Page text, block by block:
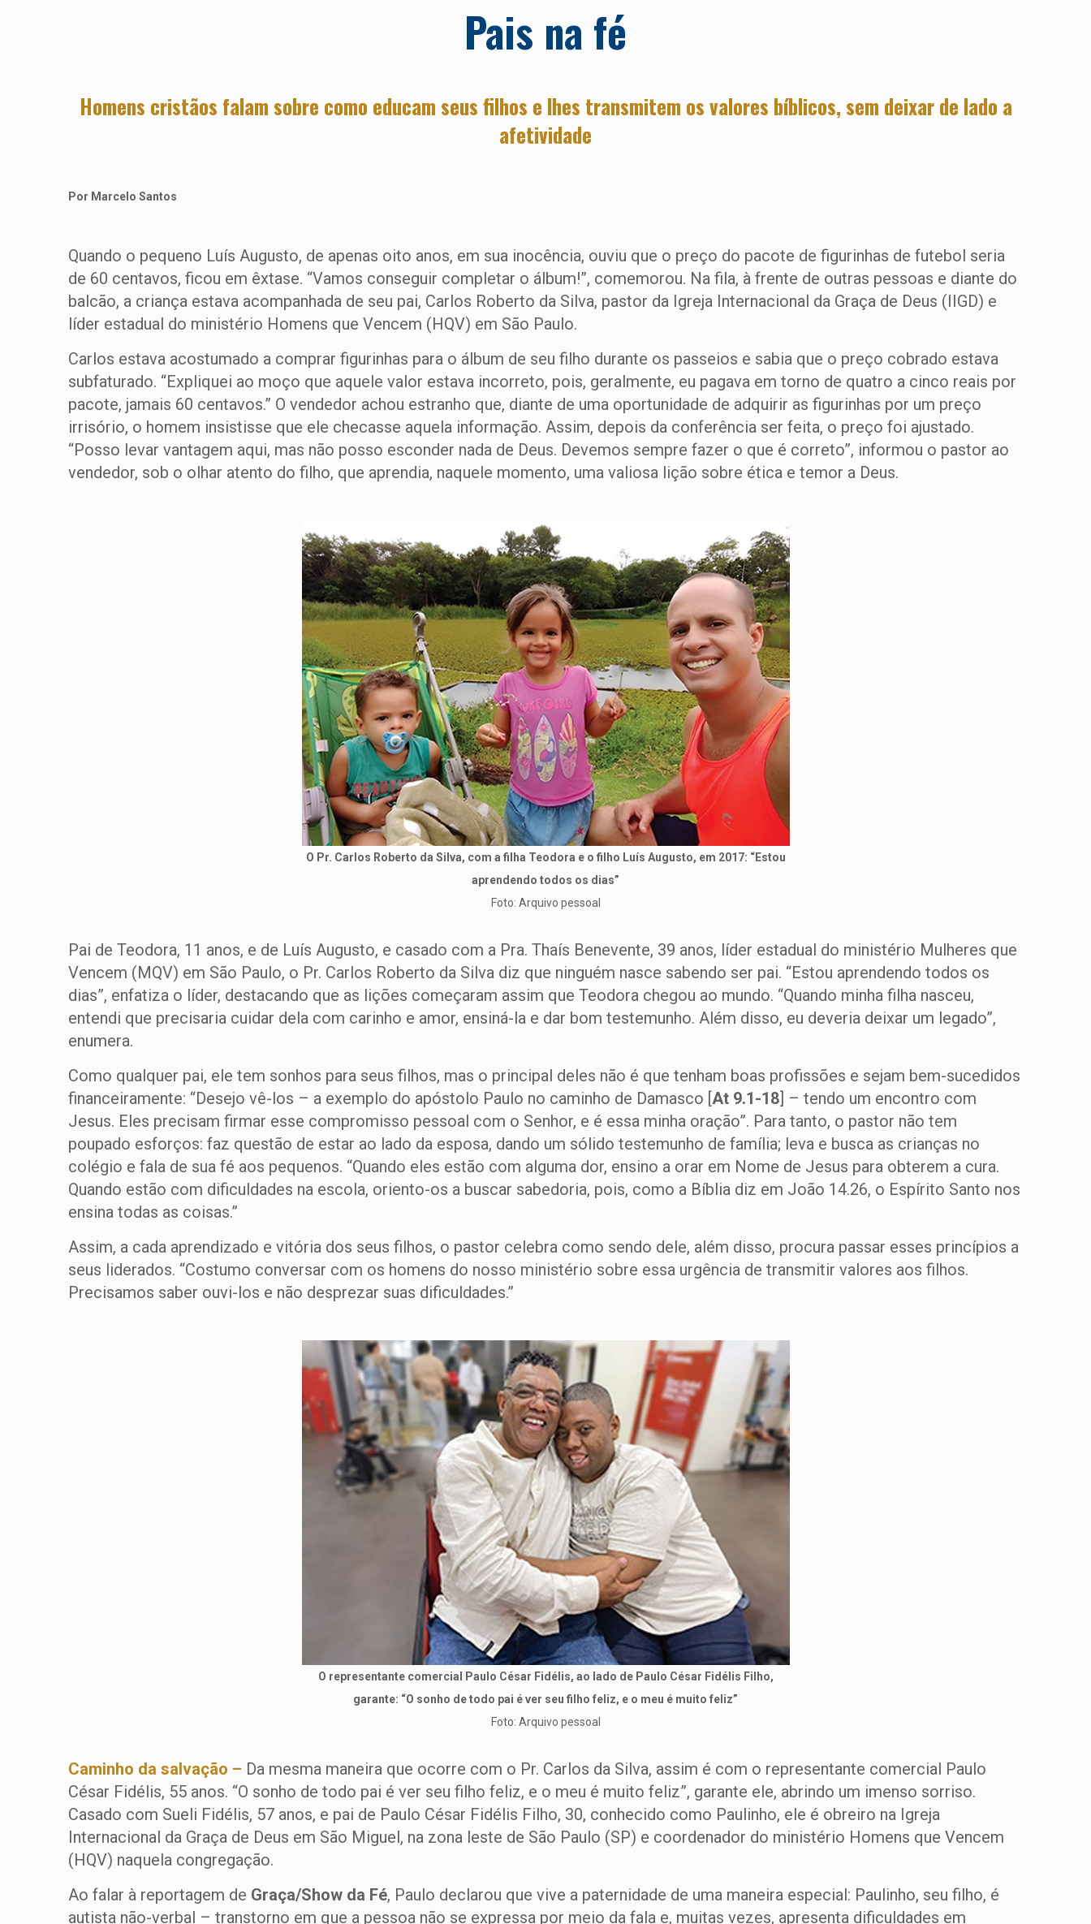
Pais na fé
Homens cristãos falam sobre como educam seus filhos e lhes transmitem os valores bíblicos, sem deixar de lado a
afetividade
Por Marcelo Santos
Quando o pequeno Luís Augusto, de apenas oito anos, em sua inocência, ouviu que o preço do pacote de figurinhas de futebol seria
de 60 centavos, ficou em êxtase. “Vamos conseguir completar o álbum!”, comemorou. Na fila, à frente de outras pessoas e diante do
balcão, a criança estava acompanhada de seu pai, Carlos Roberto da Silva, pastor da Igreja Internacional da Graça de Deus (IIGD) e
líder estadual do ministério Homens que Vencem (HQV) em São Paulo.
Carlos estava acostumado a comprar figurinhas para o álbum de seu filho durante os passeios e sabia que o preço cobrado estava
subfaturado. “Expliquei ao moço que aquele valor estava incorreto, pois, geralmente, eu pagava em torno de quatro a cinco reais por
pacote, jamais 60 centavos.” O vendedor achou estranho que, diante de uma oportunidade de adquirir as figurinhas por um preço
irrisório, o homem insistisse que ele checasse aquela informação. Assim, depois da conferência ser feita, o preço foi ajustado.
“Posso levar vantagem aqui, mas não posso esconder nada de Deus. Devemos sempre fazer o que é correto”, informou o pastor ao
vendedor, sob o olhar atento do filho, que aprendia, naquele momento, uma valiosa lição sobre ética e temor a Deus.
O Pr. Carlos Roberto da Silva, com a filha Teodora e o filho Luís Augusto, em 2017: “Estou
aprendendo todos os dias”
Foto: Arquivo pessoal
Pai de Teodora, 11 anos, e de Luís Augusto, e casado com a Pra. Thaís Benevente, 39 anos, líder estadual do ministério Mulheres que
Vencem (MQV) em São Paulo, o Pr. Carlos Roberto da Silva diz que ninguém nasce sabendo ser pai. “Estou aprendendo todos os
dias”, enfatiza o líder, destacando que as lições começaram assim que Teodora chegou ao mundo. “Quando minha filha nasceu,
entendi que precisaria cuidar dela com carinho e amor, ensiná-la e dar bom testemunho. Além disso, eu deveria deixar um legado”,
enumera.
Como qualquer pai, ele tem sonhos para seus filhos, mas o principal deles não é que tenham boas profissões e sejam bem-sucedidos
financeiramente: “Desejo vê-los – a exemplo do apóstolo Paulo no caminho de Damasco [At 9.1-18] – tendo um encontro com
Jesus. Eles precisam firmar esse compromisso pessoal com o Senhor, e é essa minha oração”. Para tanto, o pastor não tem
poupado esforços: faz questão de estar ao lado da esposa, dando um sólido testemunho de família; leva e busca as crianças no
colégio e fala de sua fé aos pequenos. “Quando eles estão com alguma dor, ensino a orar em Nome de Jesus para obterem a cura.
Quando estão com dificuldades na escola, oriento-os a buscar sabedoria, pois, como a Bíblia diz em João 14.26, o Espírito Santo nos
ensina todas as coisas.”
Assim, a cada aprendizado e vitória dos seus filhos, o pastor celebra como sendo dele, além disso, procura passar esses princípios a
seus liderados. “Costumo conversar com os homens do nosso ministério sobre essa urgência de transmitir valores aos filhos.
Precisamos saber ouvi-los e não desprezar suas dificuldades.”
O representante comercial Paulo César Fidélis, ao lado de Paulo César Fidélis Filho,
garante: “O sonho de todo pai é ver seu filho feliz, e o meu é muito feliz”
Foto: Arquivo pessoal
Caminho da salvação – Da mesma maneira que ocorre com o Pr. Carlos da Silva, assim é com o representante comercial Paulo
César Fidélis, 55 anos. “O sonho de todo pai é ver seu filho feliz, e o meu é muito feliz”, garante ele, abrindo um imenso sorriso.
Casado com Sueli Fidélis, 57 anos, e pai de Paulo César Fidélis Filho, 30, conhecido como Paulinho, ele é obreiro na Igreja
Internacional da Graça de Deus em São Miguel, na zona leste de São Paulo (SP) e coordenador do ministério Homens que Vencem
(HQV) naquela congregação.
Ao falar à reportagem de Graça/Show da Fé, Paulo declarou que vive a paternidade de uma maneira especial: Paulinho, seu filho, é
autista não-verbal – transtorno em que a pessoa não se expressa por meio da fala e, muitas vezes, apresenta dificuldades em